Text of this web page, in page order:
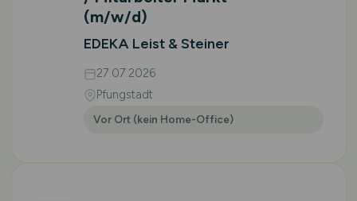
(m/w/d)
EDEKA Leist & Steiner
27.07.2026
Pfungstadt
Vor Ort (kein Home-Office)